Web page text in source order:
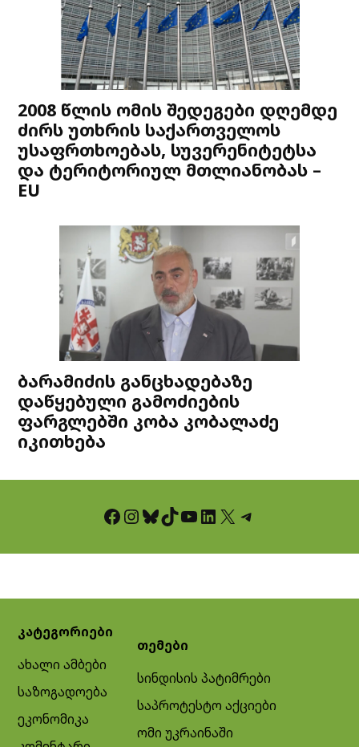
2008 წლის ომის შედეგები დღემდე
ძირს უთხრის საქართველოს
უსაფრთხოებას, სუვერენიტეტსა
და ტერიტორიულ მთლიანობას –
EU
ბარამიძის განცხადებაზე
დაწყებული გამოძიების
ფარგლებში კობა კობალაძე
იკითხება
Facebook InstagramBluesky TikTok YouTube LinkedIn X Telegram
კატეგორიები
ახალი ამბები
საზოგადოება
ეკონომიკა
თემები
სინდისის პატიმრები
საპროტესტო აქციები
ომი უკრაინაში